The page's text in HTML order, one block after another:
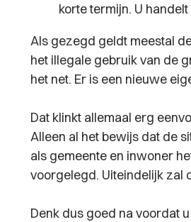
korte termijn. U
Als gezegd geldt meestal
het illegale gebruik van de
het net. Er is een nieuwe
Dat klinkt allemaal erg
Alleen al het bewijs dat de
als gemeente en inwoner
voorgelegd. Uiteindelijk zal
Denk dus goed na voordat